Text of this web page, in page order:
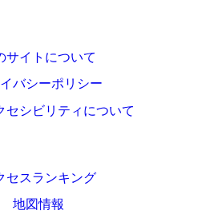
サイトについて
バシーポリシー
セシビリティについて
セスランキング
地図情報